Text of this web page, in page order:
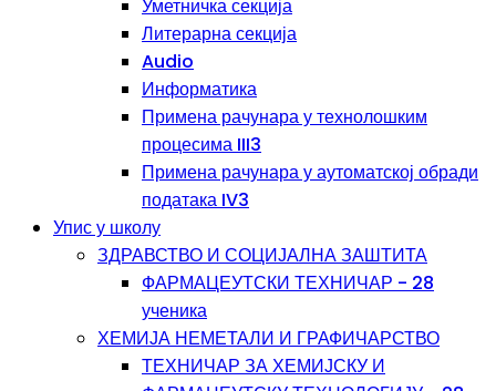
Уметничка секција
Литерарна секција
Audio
Информатика
Примена рачунара у технолошким
процесима III3
Примена рачунара у аутоматској обради
података IV3
Упис у школу
ЗДРАВСТВО И СОЦИЈАЛНА ЗАШТИТА
ФАРМАЦЕУТСКИ ТЕХНИЧАР - 28
ученика
ХЕМИЈА НЕМЕТАЛИ И ГРАФИЧАРСТВО
ТЕХНИЧАР ЗА ХЕМИЈСКУ И